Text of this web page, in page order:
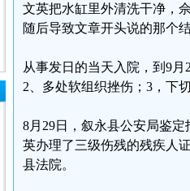
文英把水缸里外清洗干净，
随后导致文章开头说的那个
从事发日的当天入院，到9
2、多处软组织挫伤；3，下
8月29日，叙永县公安局鉴
英办理了三级伤残的残疾人
县法院。